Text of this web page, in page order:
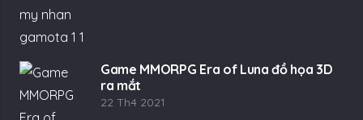
Game MMORPG Era of Luna đồ họa 3D
ra mắt
22 Th4 2021